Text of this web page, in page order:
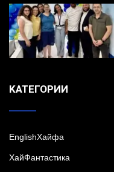
KАТЕГОРИИ
EnglishХайфа
XайФантастика